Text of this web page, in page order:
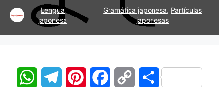
Lengua
japonesa
Gramática japonesa, Partículas
japonesas
W C